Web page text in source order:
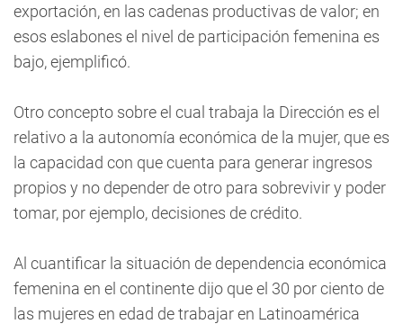
exportación, en las cadenas productivas de valor; en
esos eslabones el nivel de participación femenina es
bajo, ejemplificó.
Otro concepto sobre el cual trabaja la Dirección es el
relativo a la autonomía económica de la mujer, que es
la capacidad con que cuenta para generar ingresos
propios y no depender de otro para sobrevivir y poder
tomar, por ejemplo, decisiones de crédito.
Al cuantificar la situación de dependencia económica
femenina en el continente dijo que el 30 por ciento de
las mujeres en edad de trabajar en Latinoamérica